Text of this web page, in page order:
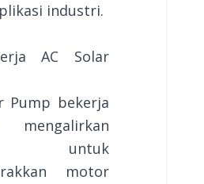
industri.
AC Solar
Pump bekerja
mengalirkan
untuk
motor